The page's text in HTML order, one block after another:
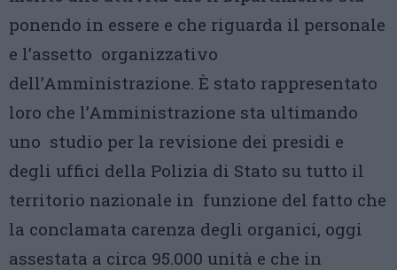
ponendo in essere e che riguarda il personale
e l’assetto organizzativo
dell’Amministrazione. È stato rappresentato
loro che l’Amministrazione sta ultimando
uno studio per la revisione dei presidi e
degli uffici della Polizia di Stato su tutto il
territorio nazionale in funzione del fatto che
la conclamata carenza degli organici, oggi
assestata a circa 95.000 unità e che in